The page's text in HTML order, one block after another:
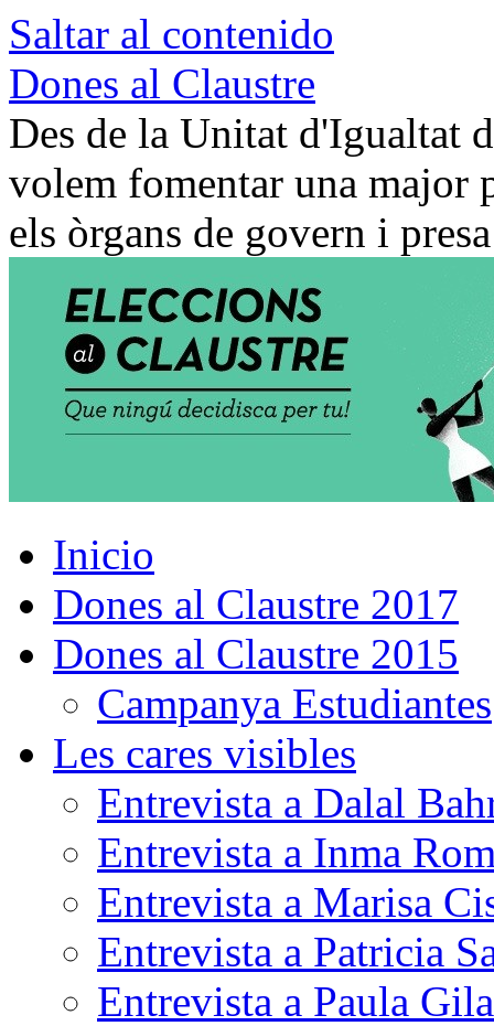
Saltar al contenido
Dones al Claustre
Des de la Unitat d'Igualtat
volem fomentar una major
els òrgans de govern i
Inicio
Dones al Claustre 2017
Dones al Claustre 2015
Campanya Estudiantes
Les cares visibles
Entrevista a Dalal
Entrevista a Inma
Entrevista a Marisa
Entrevista a Patricia
Entrevista a Paula